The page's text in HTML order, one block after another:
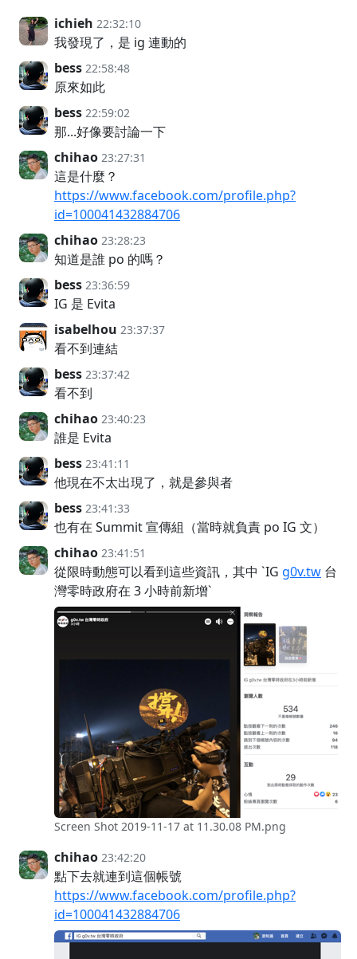
ichieh 22:32:10
我發現了，是 ig 連動的
bess 22:58:48
原來如此
bess 22:59:02
那...好像要討論一下
chihao 23:27:31
這是什麼？
https://www.facebook.com/profile.php?
id=100041432884706
chihao 23:28:23
知道是誰 po 的嗎？
bess 23:36:59
IG 是 Evita
isabelhou 23:37:37
看不到連結
bess 23:37:42
看不到
chihao 23:40:23
誰是 Evita
bess 23:41:11
他現在不太出現了，就是參與者
bess 23:41:33
也有在 Summit 宣傳組（當時就負責 po IG 文）
chihao 23:41:51
從限時動態可以看到這些資訊，其中 `IG g0v.tw 台
灣零時政府在 3 小時前新增`
Screen Shot 2019-11-17 at 11.30.08 PM.png
chihao 23:42:20
點下去就連到這個帳號
https://www.facebook.com/profile.php?
id=100041432884706